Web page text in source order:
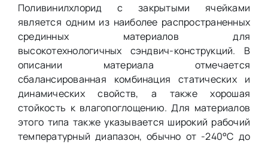
Поливинилхлорид с закрытыми ячейками
является одним из наиболее распространенных
срединных материалов для
высокотехнологичных сэндвич-конструкций. В
описании материала отмечается
сбалансированная комбинация статических и
динамических свойств, а также хорошая
стойкость к влагопоглощению. Для материалов
этого типа также указывается широкий рабочий
температурный диапазон, обычно от -240°С до